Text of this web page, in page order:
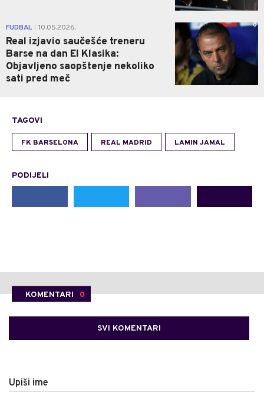
FUDBAL 10.05.2026.
Real izjavio saučešće treneru
Barse na dan El Klasika:
Objavljeno saopštenje nekoliko
sati pred meč
0
TAGOVI
FK BARSELONA REAL MADRID LAMIN JAMAL
PODIJELI
KOMENTARI 0
SVI KOMENTARI
Upiši ime